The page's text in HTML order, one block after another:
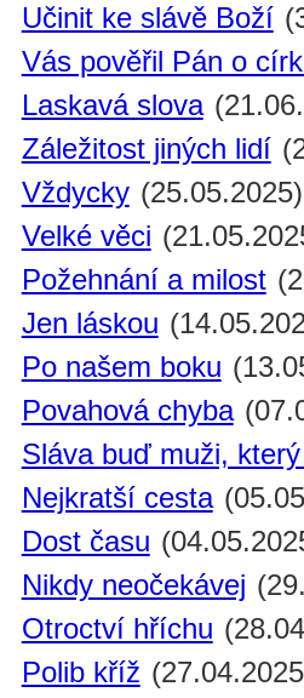
Učinit ke slávě Boží
Vás pověřil Pán o
Laskavá slova
Záležitost jiných lidí
Vždycky (25.05.2025)
Velké věci
Požehnání a milost
Jen láskou
Po našem boku
Povahová chyba
Sláva buď muži,
Nejkratší cesta
Dost času
Nikdy neočekávej
Otroctví hříchu
Polib kříž